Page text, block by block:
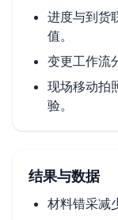
进度与到货
值。
变更工作流
现场移动拍
验。
结果与数据
材料错采减